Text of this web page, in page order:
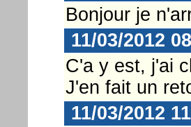
Bonjour je
11/03/2012
C'a y est, j'ai
J'en fait un
11/03/2012